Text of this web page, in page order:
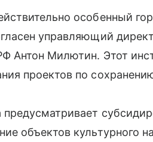
особенный
управляющий
Антон Милютин. Этот
проектов по
объектов культурного